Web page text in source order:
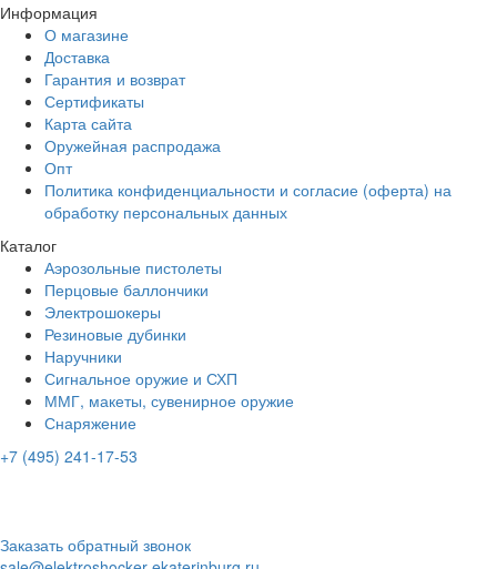
Информация
О магазине
Доставка
Гарантия и возврат
Сертификаты
Карта сайта
Оружейная распродажа
Опт
Политика конфиденциальности и согласие (оферта) на
обработку персональных данных
Каталог
Аэрозольные пистолеты
Перцовые баллончики
Электрошокеры
Резиновые дубинки
Наручники
Сигнальное оружие и СХП
ММГ, макеты, сувенирное оружие
Снаряжение
+7 (495) 241-17-53
Заказать обратный звонок